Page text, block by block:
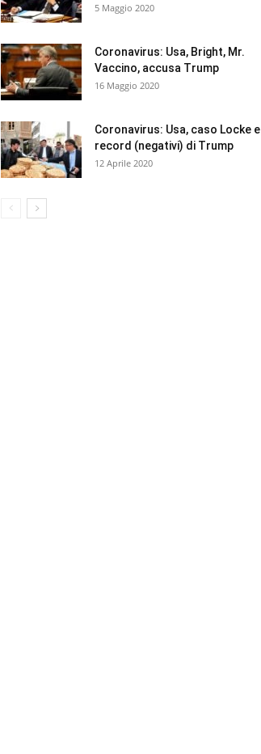
5 Maggio 2020
Coronavirus: Usa, Bright, Mr.
Vaccino, accusa Trump
16 Maggio 2020
Coronavirus: Usa, caso Locke e
record (negativi) di Trump
12 Aprile 2020